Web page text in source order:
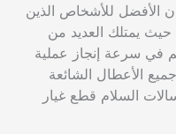
الأفضل للأشخاص الذين
يمتلك العديد من
في سرعة إنجاز عملية
الأعطال الشائعة
السلام قطع غيار